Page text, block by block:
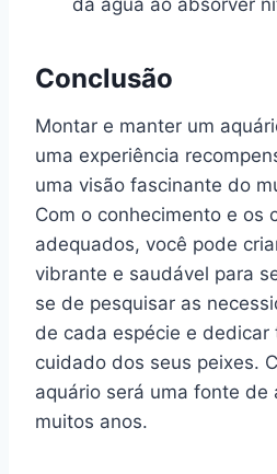
da água ao absorver
Conclusão
Montar e manter um
uma experiência
uma visão fascinante do
Com o conhecimento e os
adequados, você pode
vibrante e saudável para
se de pesquisar as
de cada espécie e dedicar
cuidado dos seus peixes.
aquário será uma fonte de
muitos anos.